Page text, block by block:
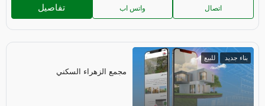
تفاصيل واتس اب اتصال
بناء جديد للبيع
مجمع الزهراء السكني